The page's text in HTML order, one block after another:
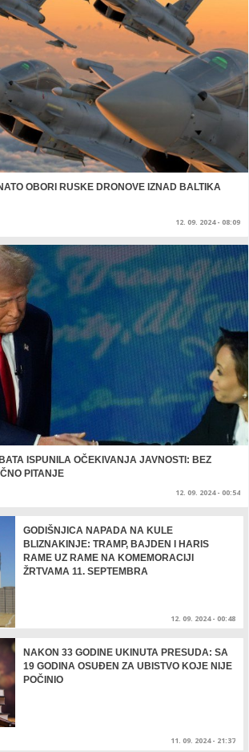
OBORI RUSKE DRONOVE IZNAD BALTIKA
12. 09. 2024 - 08:09
ISPUNILA OČEKIVANJA JAVNOSTI: BEZ
PITANJE
12. 09. 2024 - 00:54
GODIŠNJICA NAPADA NA KULE
BLIZNAKINJE: TRAMP, BAJDEN I HARIS
RAME UZ RAME NA KOMEMORACIJI
ŽRTVAMA 11. SEPTEMBRA
12. 09. 2024 - 00:48
NAKON 33 GODINE UKINUTA PRESUDA: SA
19 GODINA OSUĐEN ZA UBISTVO KOJE NIJE
POČINIO
11. 09. 2024 - 21:37